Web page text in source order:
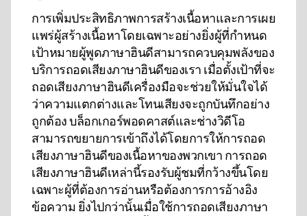
การเพิ่มประสิทธิภาพการสร้างเนื้อหาและการเผย
แพร่ผู้สร้างเนื้อหาโดยเฉพาะอย่างยิ่งผู้ที่กําหนด
เป้าหมายผู้พูดภาษาฮินดีสามารถควบคุมพลังของ
บริการถอดเสียงภาษาฮินดีของเรา เมื่อตั้งเป้าที่จะ
ถอดเสียงภาษาฮินดีเครื่องมือจะช่วยให้มั่นใจได้
ว่าความแตกต่างและโทนเสียงจะถูกบันทึกอย่าง
ถูกต้อง บล็อกเกอร์พอดคาสต์และช่างวิดีโอ
สามารถขยายการเข้าถึงได้โดยการให้การถอด
เสียงภาษาฮินดีของเนื้อหาของพวกเขา การถอด
เสียงภาษาฮินดีเหล่านี้รองรับผู้ชมที่กว้างขึ้นโดย
เฉพาะผู้ที่ต้องการอ่านหรือต้องการการอ้างอิง
ข้อความ ยิ่งไปกว่านั้นเมื่อใช้การถอดเสียงภาษา